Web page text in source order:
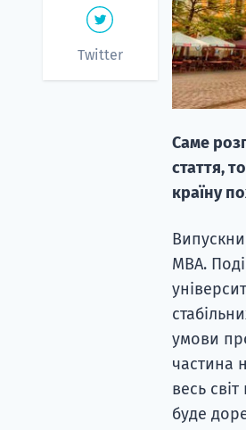
Twitter
Саме
стаття,
країну
MBA.
умови
частина
весь
буде